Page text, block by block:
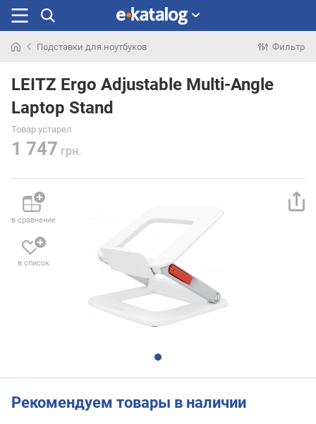
раньше
Подставки для ноутбуков Фильтр
LEITZ Ergo Adjustable Multi-Angle
Laptop Stand
Товар устарел
1 747 грн.
в сравнение
в список
Рекомендуем товары в наличии